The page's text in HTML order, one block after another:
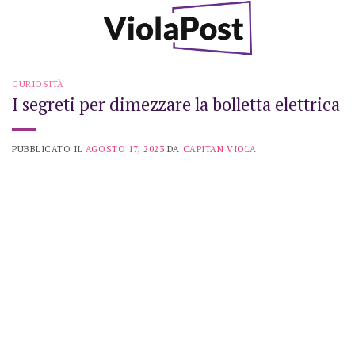
CURIOSITÀ
I segreti per dimezzare la bolletta elettrica
PUBBLICATO IL AGOSTO 17, 2023 DA CAPITAN VIOLA